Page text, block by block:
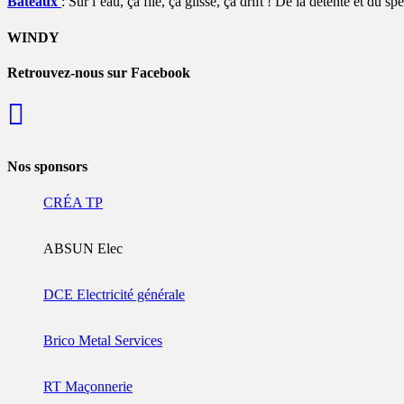
WINDY
Retrouvez-nous sur Facebook
Nos sponsors
CRÉA TP
ABSUN Elec
DCE Electricité générale
Brico Metal Services
RT Maçonnerie